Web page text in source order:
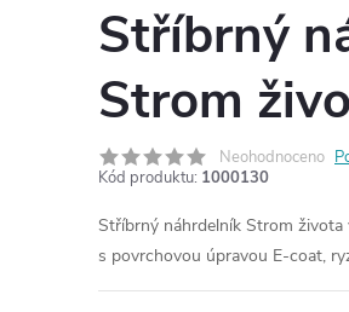
Stříbrný
Strom
Neohodnoceno
Kód produktu: 1000130
Stříbrný náhrdelník Strom
s povrchovou úpravou E-coat,